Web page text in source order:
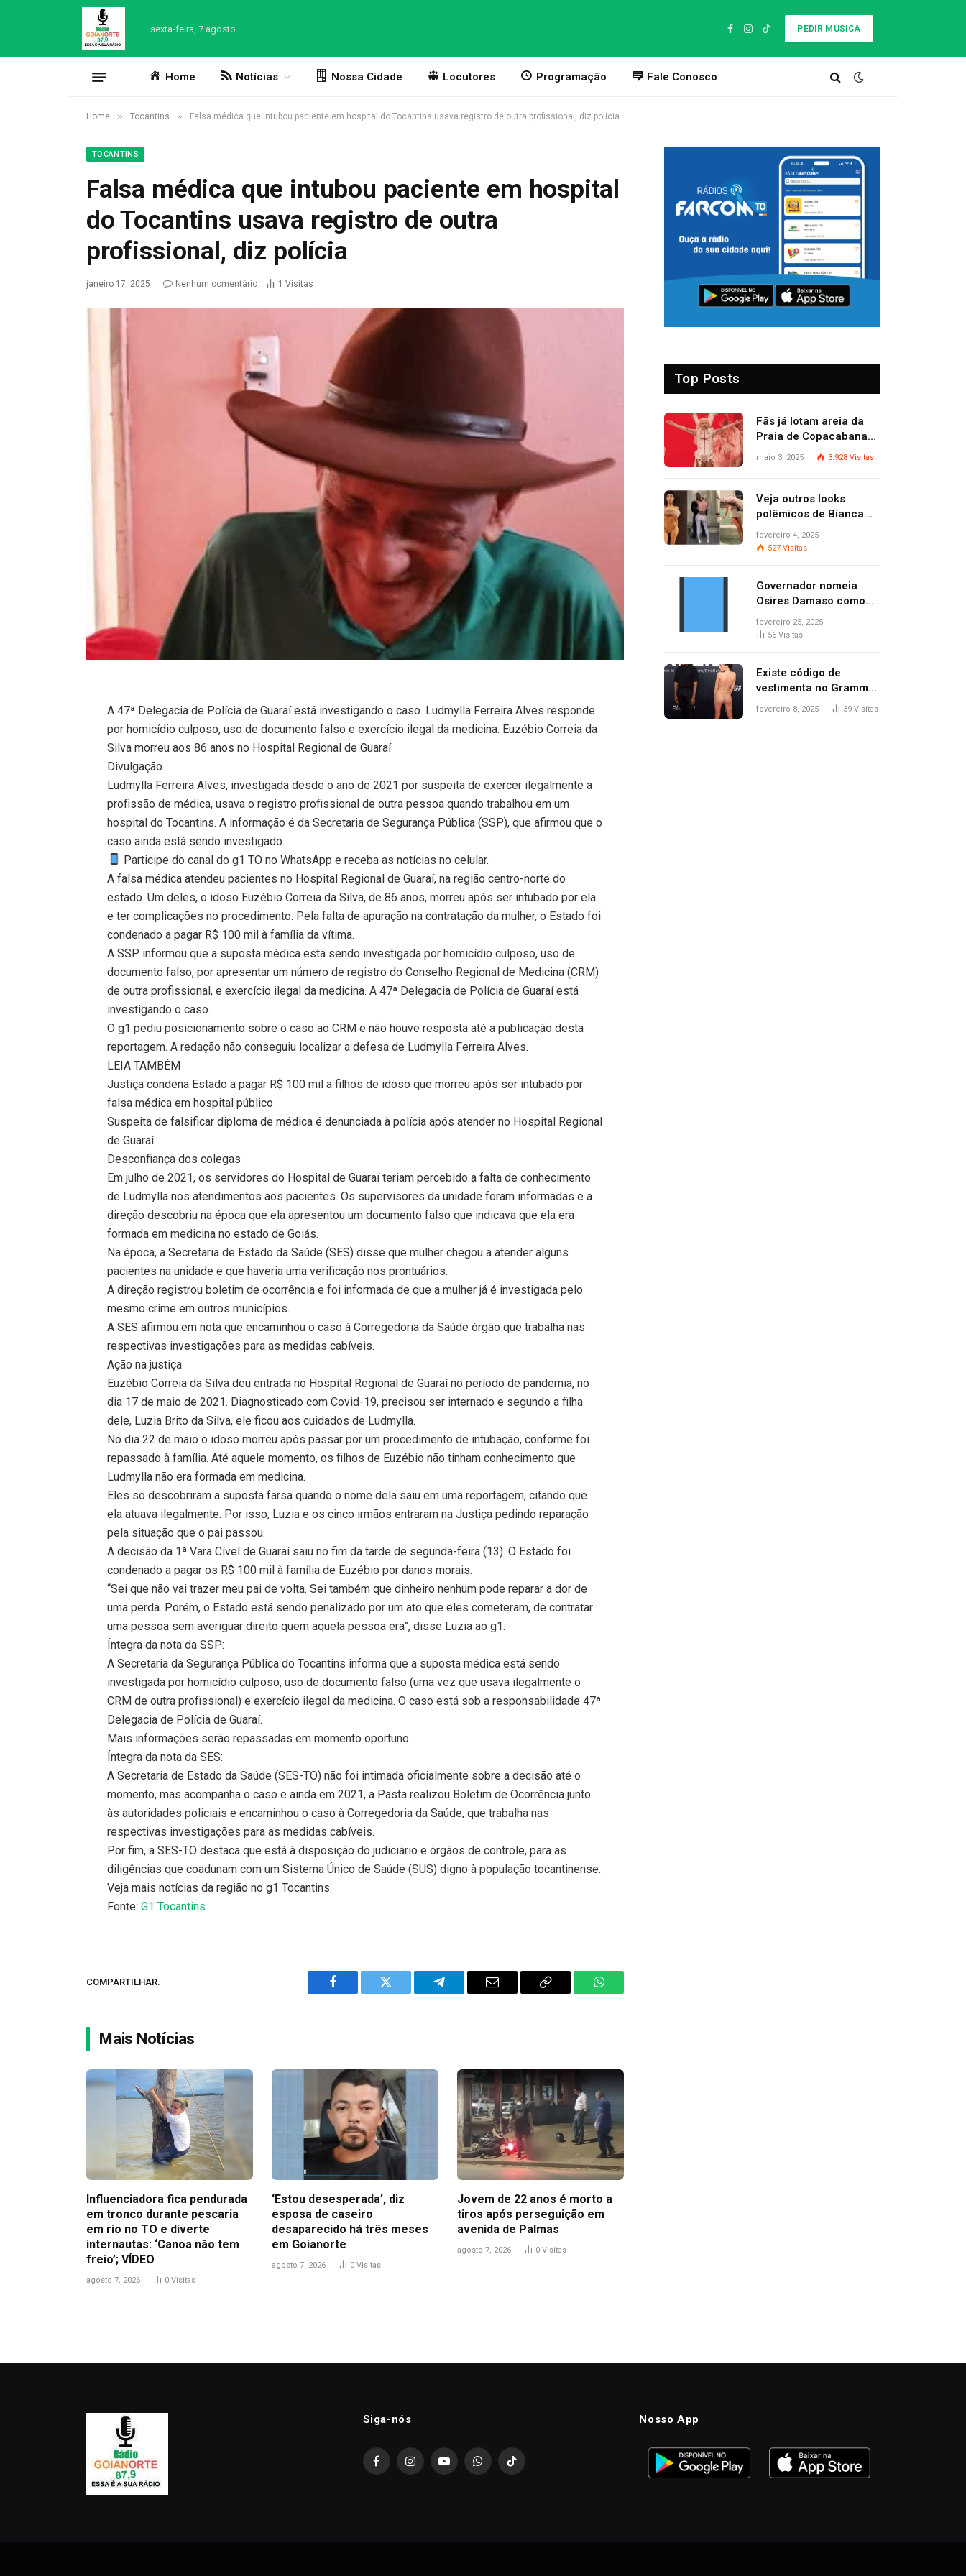
sexta-feira, 7 agosto
Facebook
Instagram
TikTok
PEDIR MÚSICA
Home Notícias Nossa Cidade Locutores Programação Fale Conosco
Home » Tocantins » Falsa médica que intubou paciente em hospital do Tocantins usava registro de outra profissional, diz polícia
TOCANTINS
Falsa médica que intubou paciente em hospital
do Tocantins usava registro de outra
profissional, diz polícia
janeiro 17, 2025 Nenhum comentário 1 Visitas
A 47ª Delegacia de Polícia de Guaraí está investigando o caso. Ludmylla Ferreira Alves responde
por homicídio culposo, uso de documento falso e exercício ilegal da medicina. Euzébio Correia da
Silva morreu aos 86 anos no Hospital Regional de Guaraí
Divulgação
Ludmylla Ferreira Alves, investigada desde o ano de 2021 por suspeita de exercer ilegalmente a
profissão de médica, usava o registro profissional de outra pessoa quando trabalhou em um
hospital do Tocantins. A informação é da Secretaria de Segurança Pública (SSP), que afirmou que o
caso ainda está sendo investigado.
Participe do canal do g1 TO no WhatsApp e receba as notícias no celular.
A falsa médica atendeu pacientes no Hospital Regional de Guaraí, na região centro-norte do
estado. Um deles, o idoso Euzébio Correia da Silva, de 86 anos, morreu após ser intubado por ela
e ter complicações no procedimento. Pela falta de apuração na contratação da mulher, o Estado foi
condenado a pagar R$ 100 mil à família da vítima.
A SSP informou que a suposta médica está sendo investigada por homicídio culposo, uso de
documento falso, por apresentar um número de registro do Conselho Regional de Medicina (CRM)
de outra profissional, e exercício ilegal da medicina. A 47ª Delegacia de Polícia de Guaraí está
investigando o caso.
O g1 pediu posicionamento sobre o caso ao CRM e não houve resposta até a publicação desta
reportagem. A redação não conseguiu localizar a defesa de Ludmylla Ferreira Alves.
LEIA TAMBÉM
Justiça condena Estado a pagar R$ 100 mil a filhos de idoso que morreu após ser intubado por
falsa médica em hospital público
Suspeita de falsificar diploma de médica é denunciada à polícia após atender no Hospital Regional
de Guaraí
Desconfiança dos colegas
Em julho de 2021, os servidores do Hospital de Guaraí teriam percebido a falta de conhecimento
de Ludmylla nos atendimentos aos pacientes. Os supervisores da unidade foram informadas e a
direção descobriu na época que ela apresentou um documento falso que indicava que ela era
formada em medicina no estado de Goiás.
Na época, a Secretaria de Estado da Saúde (SES) disse que mulher chegou a atender alguns
pacientes na unidade e que haveria uma verificação nos prontuários.
A direção registrou boletim de ocorrência e foi informada de que a mulher já é investigada pelo
mesmo crime em outros municípios.
A SES afirmou em nota que encaminhou o caso à Corregedoria da Saúde órgão que trabalha nas
respectivas investigações para as medidas cabíveis.
Ação na justiça
Euzébio Correia da Silva deu entrada no Hospital Regional de Guaraí no período de pandemia, no
dia 17 de maio de 2021. Diagnosticado com Covid-19, precisou ser internado e segundo a filha
dele, Luzia Brito da Silva, ele ficou aos cuidados de Ludmylla.
No dia 22 de maio o idoso morreu após passar por um procedimento de intubação, conforme foi
repassado à família. Até aquele momento, os filhos de Euzébio não tinham conhecimento que
Ludmylla não era formada em medicina.
Eles só descobriram a suposta farsa quando o nome dela saiu em uma reportagem, citando que
ela atuava ilegalmente. Por isso, Luzia e os cinco irmãos entraram na Justiça pedindo reparação
pela situação que o pai passou.
A decisão da 1ª Vara Cível de Guaraí saiu no fim da tarde de segunda-feira (13). O Estado foi
condenado a pagar os R$ 100 mil à família de Euzébio por danos morais.
“Sei que não vai trazer meu pai de volta. Sei também que dinheiro nenhum pode reparar a dor de
uma perda. Porém, o Estado está sendo penalizado por um ato que eles cometeram, de contratar
uma pessoa sem averiguar direito quem aquela pessoa era”, disse Luzia ao g1.
Íntegra da nota da SSP:
A Secretaria da Segurança Pública do Tocantins informa que a suposta médica está sendo
investigada por homicídio culposo, uso de documento falso (uma vez que usava ilegalmente o
CRM de outra profissional) e exercício ilegal da medicina. O caso está sob a responsabilidade 47ª
Delegacia de Polícia de Guaraí.
Mais informações serão repassadas em momento oportuno.
Íntegra da nota da SES:
A Secretaria de Estado da Saúde (SES-TO) não foi intimada oficialmente sobre a decisão até o
momento, mas acompanha o caso e ainda em 2021, a Pasta realizou Boletim de Ocorrência junto
às autoridades policiais e encaminhou o caso à Corregedoria da Saúde, que trabalha nas
respectivas investigações para as medidas cabíveis.
Por fim, a SES-TO destaca que está à disposição do judiciário e órgãos de controle, para as
diligências que coadunam com um Sistema Único de Saúde (SUS) digno à população tocantinense.
Veja mais notícias da região no g1 Tocantins.
Fonte:G1 Tocantins
COMPARTILHAR.
Facebook Twitter Telegram Email
Copy
WhatsApp
Mais Notícias
Influenciadora fica pendurada
em tronco durante pescaria
em rio no TO e diverte
internautas: ‘Canoa não tem
freio’; VÍDEO
agosto 7, 2026 0 Visitas
‘Estou desesperada’, diz
esposa de caseiro
desaparecido há três meses
em Goianorte
agosto 7, 2026 0 Visitas
Jovem de 22 anos é morto a
tiros após perseguição em
avenida de Palmas
agosto 7, 2026 0 Visitas
Top Posts
Fãs já lotam areia da
Praia de Copacabana
para o show de Lady
maio 3, 2025 3.928 Visitas
Veja outros looks
polêmicos de Bianca
Censori, esposa de
Kanye West que
fevereiro 4, 2025
527 Visitas
Governador nomeia
Osires Damaso como
presidente do Ruraltins
fevereiro 25, 2025
56 Visitas
Existe código de
vestimenta no Grammy?
Questionamento surgiu
fevereiro 8, 2025 39 Visitas
Siga-nós
FacebookInstagramYouTubeWhatsAppTikTok
Nosso App